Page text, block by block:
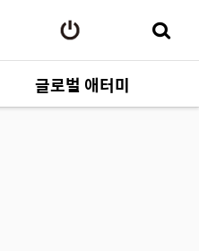
글로벌 애터미